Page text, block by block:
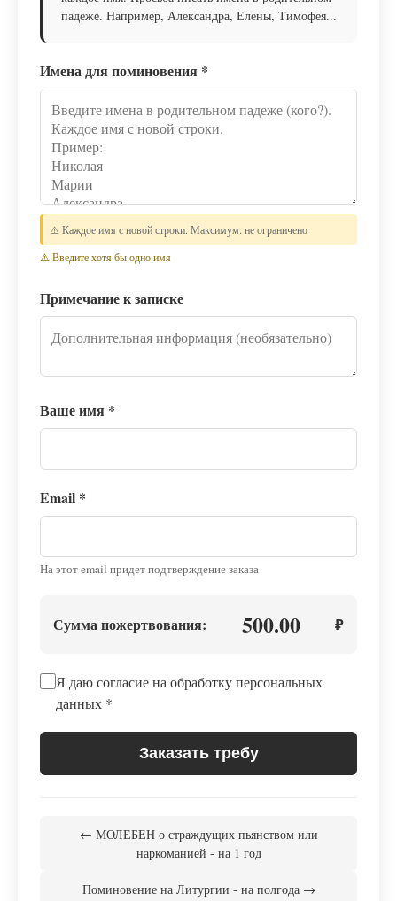
падеже. Например, Александра, Елены, Тимофея...
Имена для поминовения *
⚠️ Каждое имя с новой строки. Максимум: не ограничено
⚠️ Введите хотя бы одно имя
Примечание к записке
Ваше имя *
Email *
На этот email придет подтверждение заказа
Сумма пожертвования: 500.00 ₽
Я даю согласие на обработку персональных
данных *
Заказать требу
← МОЛЕБЕН о страждущих пьянством или
наркоманией - на 1 год
Поминовение на Литургии - на полгода →